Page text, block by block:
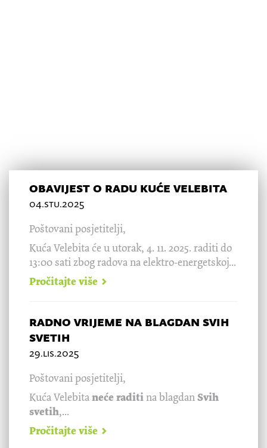
obavijest o radu kuće velebita
04.stu.2025
Poštovani posjetitelji,
Kuća Velebita će u utorak, 4. 11. 2025. raditi do
13:00 sati zbog radova na elektro-energetskoj...
Pročitajte više
radno vrijeme na blagdan svih
svetih
29.lis.2025
Poštovani posjetitelji,
Kuća Velebitaneće raditina blagdanSvih
svetih,...
Pročitajte više